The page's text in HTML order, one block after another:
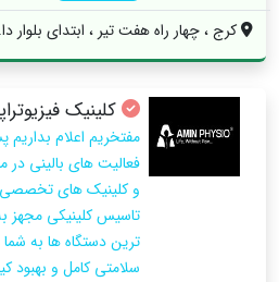
کرج ، چهار راه هفت تیر ، ابتدای بلوار
کلینیک
مفتخریم اعلام
فعالیت های بالینی در
و کلینیک های تخصصی
تاسیس کلینیکی مجهز
ترین دستگاه ها به
سلامتی کامل و بهبود